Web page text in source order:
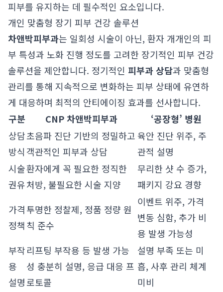
피부를 유지하는 데 필수적인 요소입니다.
개인 맞춤형 장기 피부 건강 솔루션
차앤박피부과는 일회성 시술이 아닌, 환자 개개인의 피
부 특성과 노화 진행 정도를 고려한 장기적인 피부 건강
솔루션을 제안합니다. 정기적인 피부과 상담과 맞춤형
관리를 통해 지속적으로 변화하는 피부 상태에 유연하
게 대응하며 최적의 안티에이징 효과를 선사합니다.
구분
CNP 차앤박피부과
‘공장형’ 병원
상담
방식
초음파 진단 기반의 정밀하고
객관적인 피부과 상담
육안 진단 위주, 주
관적 설명
시술
권유
환자에게 꼭 필요한 정직한
처방, 불필요한 시술 지양
무리한 샷 수 증가,
패키지 강요 경향
가격
정책
투명한 정찰제, 정품 정량 원
칙 준수
이벤트 위주, 가격
변동 심함, 추가 비
용 발생 가능성
부작
용
설명
리프팅 부작용 등 발생 가능
성 충분히 설명, 응급 대응 프
로토콜
설명 부족 또는 미
흡, 사후 관리 체계
미비